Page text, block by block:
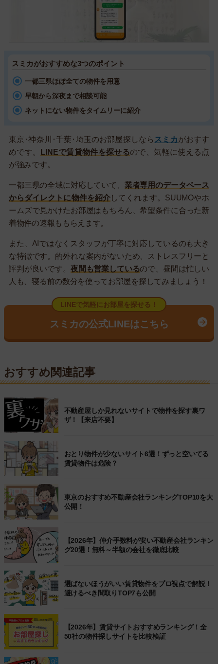
スミカがおすすめな3つのポイント
一都三県ほぼ全ての物件を用意
早朝から深夜まで相談可能
ネットにない物件をタイムリーに紹介
東京･神奈川･千葉･埼玉のお部屋探しなら スミカがおすす
めです。
LINEで賃貸物件を探せるので、気軽に使える点
が強みです。
一都三県の全域に対応していて、 業者専用のデータベース
からダイレクトに物件を紹介してくれます。SUUMOやホ
ームズで見かけたお部屋はもちろん、希望条件に合った新
着物件の速報ももらえます。
また、AIではなくスタッフが丁寧に対応しているのも大き
な特徴です。的外れな案内がないため、ストレスフリーと
評判が良いです。 夜間も営業しているので、昼間は忙しい
人も、寝る前の数分を使ってお部屋を探してみましょう！
LINEで気軽にお部屋を探せる！
スミカの公式LINEはこちら
おすすめ関連記事
不動産屋しか見れないサイトで物件を探す裏ワ
ザ！【来店不要】
おとり物件が少ないサイト6選！ずっと空いてる
賃貸物件は危険？
東京のおすすめ不動産会社ランキングTOP10を大
公開！
【2026年】仲介手数料が安い不動産会社ランキン
グ20選！無料～半額の会社を徹底比較
選ばないほうがいい賃貸物件をプロ視点で解説！
避けるべき間取りTOP7も公開
【2026年】賃貸サイトおすすめランキング！全
50社の物件探しサイトを比較検証